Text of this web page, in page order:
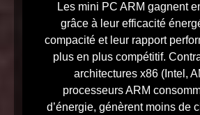
Les mini PC ARM gagnent
grâce à leur efficacité
compacité et leur rapport
plus en plus compétitif.
architectures x86 (Intel,
processeurs ARM
d’énergie, génèrent moins de